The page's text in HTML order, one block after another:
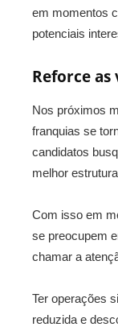
em momentos
potenciais
Reforce as
Nos próximos
franquias se
candidatos
melhor
Com isso em
se preocupem
chamar a
Ter operações
reduzida e